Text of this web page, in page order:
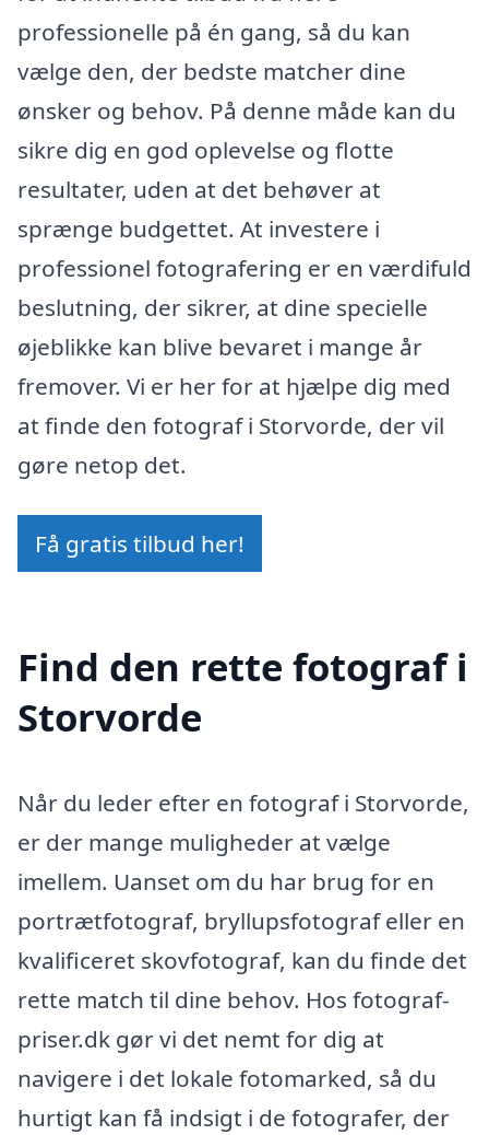
professionelle på én gang, så du kan
vælge den, der bedste matcher dine
ønsker og behov. På denne måde kan du
sikre dig en god oplevelse og flotte
resultater, uden at det behøver at
sprænge budgettet. At investere i
professionel fotografering er en værdifuld
beslutning, der sikrer, at dine specielle
øjeblikke kan blive bevaret i mange år
fremover. Vi er her for at hjælpe dig med
at finde den fotograf i Storvorde, der vil
gøre netop det.
Få gratis tilbud her!
Find den rette fotograf i
Storvorde
Når du leder efter en fotograf i Storvorde,
er der mange muligheder at vælge
imellem. Uanset om du har brug for en
portrætfotograf, bryllupsfotograf eller en
kvalificeret skovfotograf, kan du finde det
rette match til dine behov. Hos fotograf-
priser.dk gør vi det nemt for dig at
navigere i det lokale fotomarked, så du
hurtigt kan få indsigt i de fotografer, der